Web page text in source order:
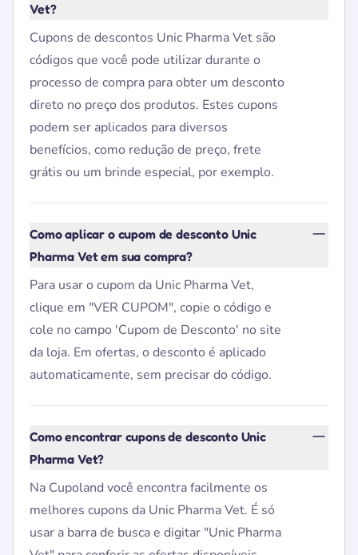
Vet?
Cupons de descontos Unic Pharma Vet são
códigos que você pode utilizar durante o
processo de compra para obter um desconto
direto no preço dos produtos. Estes cupons
podem ser aplicados para diversos
benefícios, como redução de preço, frete
grátis ou um brinde especial, por exemplo.
Como aplicar o cupom de desconto Unic
Pharma Vet em sua compra?
Para usar o cupom da Unic Pharma Vet,
clique em "VER CUPOM", copie o código e
cole no campo 'Cupom de Desconto' no site
da loja. Em ofertas, o desconto é aplicado
automaticamente, sem precisar do código.
Como encontrar cupons de desconto Unic
Pharma Vet?
Na Cupoland você encontra facilmente os
melhores cupons da Unic Pharma Vet. É só
usar a barra de busca e digitar "Unic Pharma